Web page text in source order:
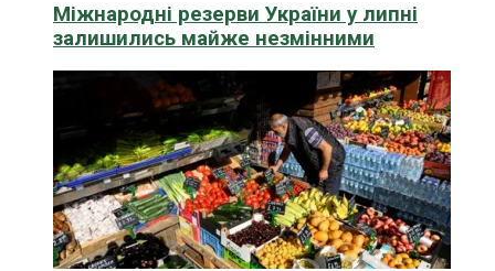
Міжнародні резерви України у липні
залишились майже незмінними